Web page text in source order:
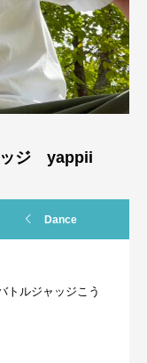
ッジ yappii
Dance
トルジャッジこう